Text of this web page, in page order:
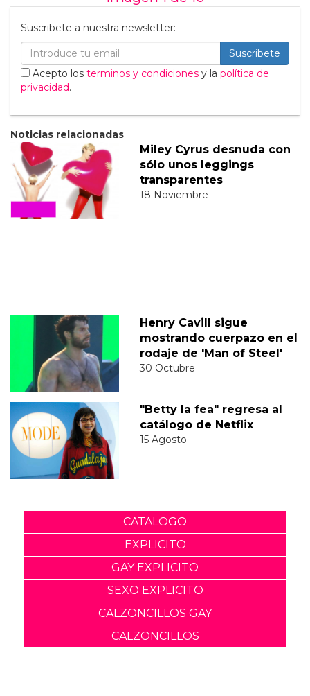
Suscribete a nuestra newsletter:
Suscribete
Acepto los terminos y condiciones y la política de
privacidad.
Noticias relacionadas
Miley Cyrus desnuda con
sólo unos leggings
transparentes
18 Noviembre
Henry Cavill sigue
mostrando cuerpazo en el
rodaje de 'Man of Steel'
30 Octubre
"Betty la fea" regresa al
catálogo de Netflix
15 Agosto
CATALOGO
EXPLICITO
GAY EXPLICITO
SEXO EXPLICITO
CALZONCILLOS GAY
CALZONCILLOS